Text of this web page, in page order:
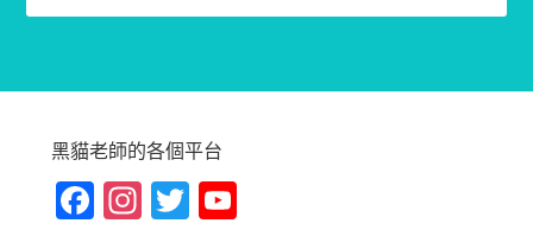
黑貓老師的各個平台
Fa In T Yo